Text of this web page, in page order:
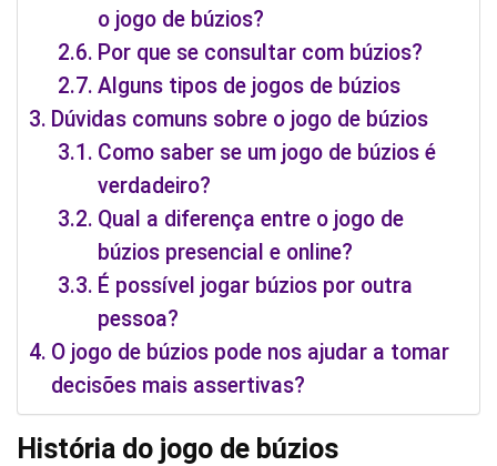
o jogo de búzios?
Por que se consultar com búzios?
Alguns tipos de jogos de búzios
Dúvidas comuns sobre o jogo de búzios
Como saber se um jogo de búzios é
verdadeiro?
Qual a diferença entre o jogo de
búzios presencial e online?
É possível jogar búzios por outra
pessoa?
O jogo de búzios pode nos ajudar a tomar
decisões mais assertivas?
História do jogo de búzios